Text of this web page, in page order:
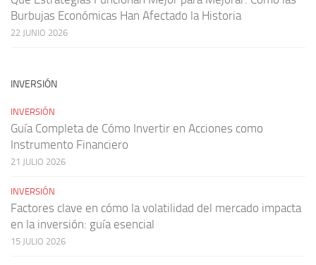
Burbujas Económicas Han Afectado la Historia
22 JUNIO 2026
INVERSIÓN
INVERSIÓN
Guía Completa de Cómo Invertir en Acciones como
Instrumento Financiero
21 JULIO 2026
INVERSIÓN
Factores clave en cómo la volatilidad del mercado impacta
en la inversión: guía esencial
15 JULIO 2026